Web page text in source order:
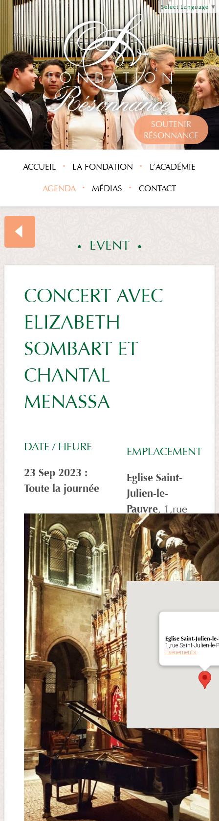
Select Language ▼
SOUTENIR
RÉSONNANCE
ACCUEIL LA FONDATION L’ACADÉMIE
AGENDA MÉDIAS CONTACT
EVENT
EVENTS
SUMMARY
CONCERT AVEC
ELIZABETH
SOMBART ET
CHANTAL
MENASSA
EMPLACEMENT
Eglise Saint-
Julien-le-
Pauvre, 1,rue
Saint-Julien-le-
Pauvre , Paris,
France
Eglise Saint-Julien-
1,rue Saint-Julien-le-
Événements
DATE / HEURE
23 Sep 2023 :
Toute la journée